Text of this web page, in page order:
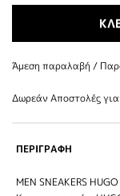
Άμεση παραλαβή /
Δωρεάν Αποστολές
ΠΕΡΙΓΡΑΦΗ
ΜΕΝ SNEAKERS